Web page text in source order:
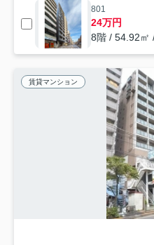
801
24万円
8階 / 54.92㎡
賃貸マンション